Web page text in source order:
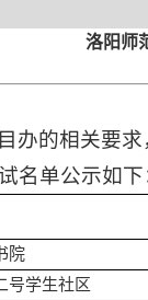
洛阳师
办的相关要
名单公示如下
院
号学生社区